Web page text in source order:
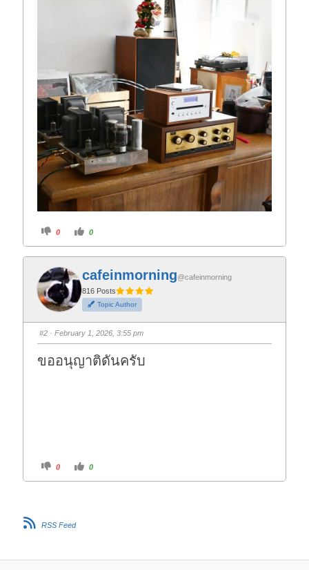
C
i
k
f
o
r
t
h
u
m
b
d
o
n
.
0
C
i
k
o
r
t
h
u
m
b
u
p
0
cafeinmorning@cafeinmorning
816 Posts
Topic Author
#2 · February 1, 2026, 3:55 pm
ขออนุญาติดันครับ
C
i
t
0
C
i
0
RSS Feed